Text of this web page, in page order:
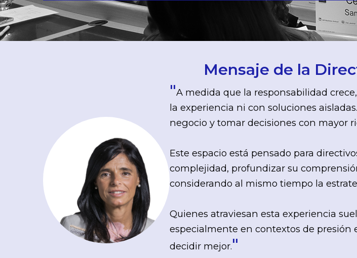
Mensaje de la
"A medida que la responsabilidad
la experiencia ni con soluciones
negocio y tomar decisiones con mayor
Este espacio está pensado para
complejidad, profundizar su
considerando al mismo tiempo la
Quienes atraviesan esta experiencia
especialmente en contextos de presión
decidir mejor."